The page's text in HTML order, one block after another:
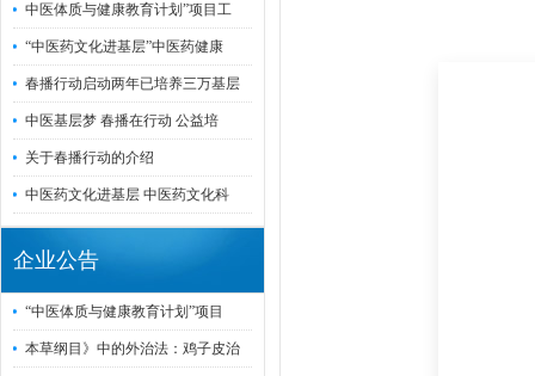
中医体质与健康教育计划”项目工
“中医药文化进基层”中医药健康
春播行动启动两年已培养三万基层
中医基层梦 春播在行动 公益培
关于春播行动的介绍
中医药文化进基层 中医药文化科
企业公告
“中医体质与健康教育计划”项目
本草纲目》中的外治法：鸡子皮治